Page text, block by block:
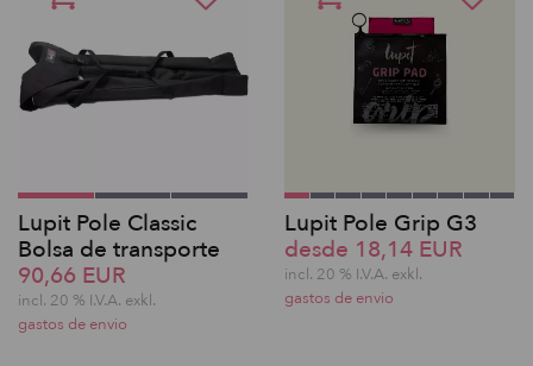
Lupit Pole Classic
Bolsa de transporte
90,66 EUR
incl. 20 % I.V.A. exkl.
gastos de envio
Lupit Pole Grip G3
desde 18,14 EUR
incl. 20 % I.V.A. exkl.
gastos de envio